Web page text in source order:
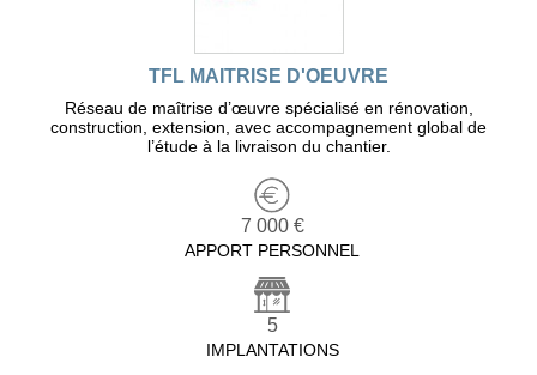
TFL MAITRISE D'OEUVRE
Réseau de maîtrise d’œuvre spécialisé en rénovation,
construction, extension, avec accompagnement global de
l’étude à la livraison du chantier.
7 000 €
APPORT PERSONNEL
5
IMPLANTATIONS